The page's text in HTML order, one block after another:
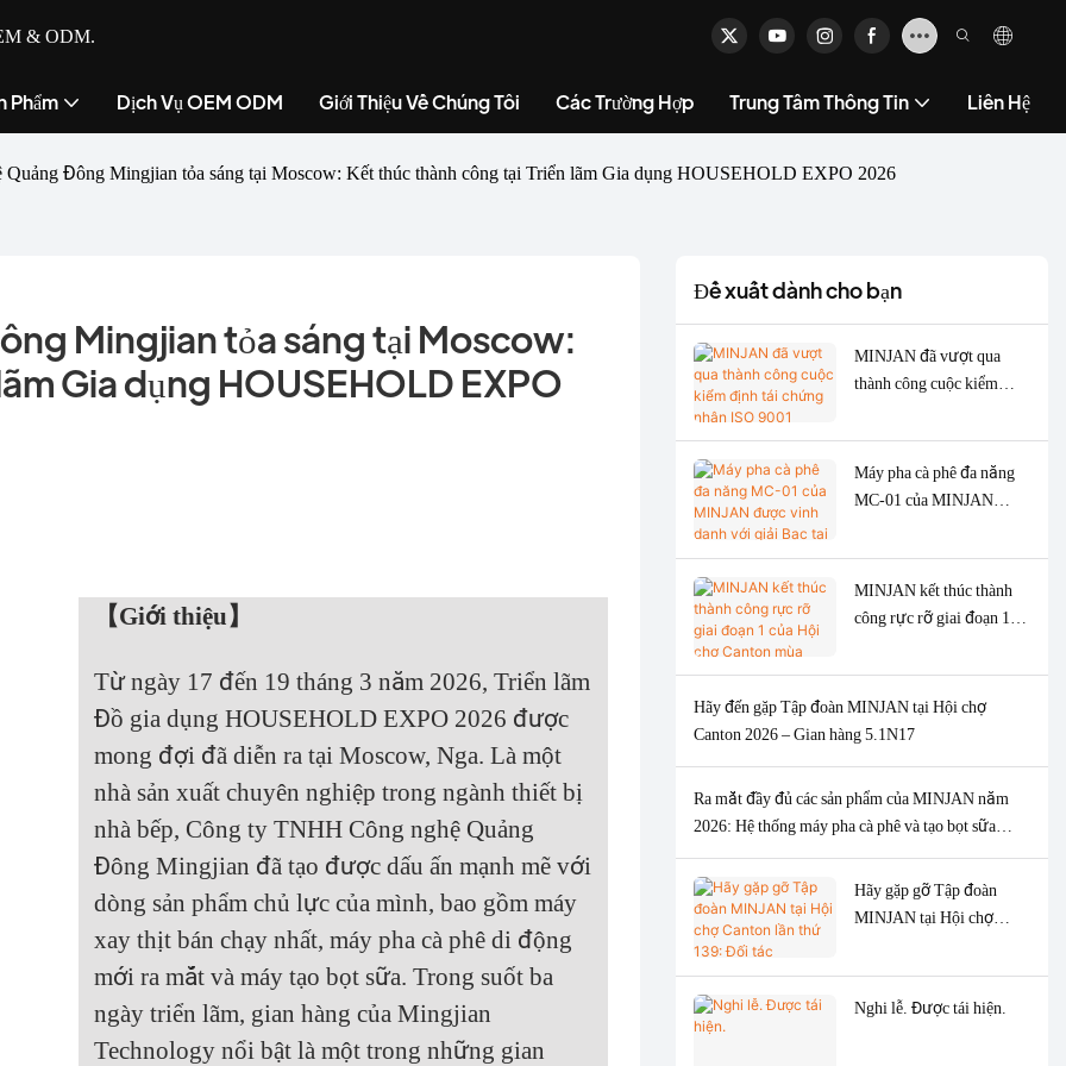
& ODM.
Phẩm Dịch Vụ OEM ODM Giới Thiệu Về Chúng Tôi Các Trường Hợp Trung Tâm Thông Tin Liên Hệ
Quảng Đông Mingjian tỏa sáng tại Moscow: Kết thúc thành công tại Triển lãm Gia dụng HOUSEHOLD EXPO 2026
Mingjian tỏa sáng tại Moscow:
Gia dụng HOUSEHOLD EXPO
【Giới thiệu】
Từ ngày 17 đến 19 tháng 3 năm 2026, Triển lãm
Đồ gia dụng HOUSEHOLD EXPO 2026 được
mong đợi đã diễn ra tại Moscow, Nga. Là một
nhà sản xuất chuyên nghiệp trong ngành thiết bị
nhà bếp, Công ty TNHH Công nghệ Quảng
Đông Mingjian đã tạo được dấu ấn mạnh mẽ với
dòng sản phẩm chủ lực của mình, bao gồm máy
xay thịt bán chạy nhất, máy pha cà phê di động
mới ra mắt và máy tạo bọt sữa. Trong suốt ba
ngày triển lãm, gian hàng của Mingjian
Technology nổi bật là một trong những gian
Đề xuất dành cho bạn
MINJAN đã vượt qua
thành công cuộc kiểm
9001 & ISO 14001 năm
2026 – Tăng cường chất
lượng ODM/OEM cho
Máy pha cà phê đa năng
MC-01 của MINJAN
Bạc tại Giải thưởng Thiết
kế Tốt của Mỹ năm 2026.
MINJAN kết thúc thành
công rực rỡ giai đoạn 1
xuân 2026 với nhu cầu
toàn cầu mạnh mẽ đối với
máy xay thịt.
Hãy đến gặp Tập đoàn MINJAN tại Hội chợ
Canton 2026 – Gian hàng 5.1N17
Ra mắt đầy đủ các sản phẩm của MINJAN năm
2026: Hệ thống máy pha cà phê và tạo bọt sữa
thông minh cùng máy xay thịt thiết kế hiện đại.
Hãy gặp gỡ Tập đoàn
MINJAN tại Hội chợ
tác ODM/OEM hàng đầu
của bạn cho các thiết bị
Nghi lễ. Được tái hiện.